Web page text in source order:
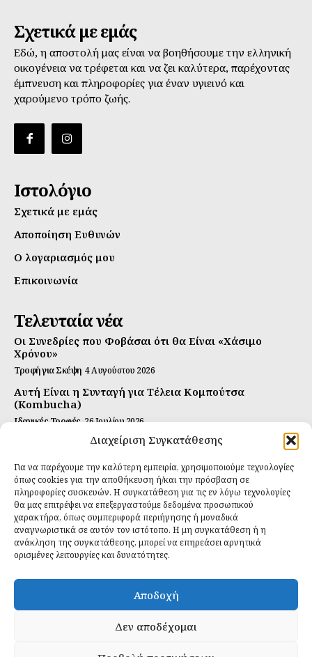
Διαχείριση Συγκατάθεσης
Για να παρέχουμε την καλύτερη εμπειρία, χρησιμοποιούμε τεχνολογίες
όπως cookies για την αποθήκευση ή/και την πρόσβαση σε
πληροφορίες συσκευών. Η συγκατάθεση για τις εν λόγω τεχνολογίες
θα μας επιτρέψει να επεξεργαστούμε δεδομένα προσωπικού
χαρακτήρα, όπως συμπεριφορά περιήγησης ή μοναδικά
αναγνωριστικά σε αυτόν τον ιστότοπο. Η μη συγκατάθεση ή η
ανάκληση της συγκατάθεσης, μπορεί να επηρεάσει αρνητικά
ορισμένες λειτουργίες και δυνατότητες.
Αποδοχή
Δεν αποδέχομαι
Σχετικά με εμάς
Εδώ, η αποστολή μας είναι να βοηθήσουμε την ελληνική
οικογένεια να τρέφεται και να ζει καλύτερα, παρέχοντας
έμπνευση και πληροφορίες για έναν υγιεινό και
χαρούμενο τρόπο ζωής.
Ιστολόγιο
Σχετικά με εμάς
Αποποίηση Ευθυνών
Ο λογαριασμός μου
Επικοινωνία
Τελευταία νέα
Οι Συνεδρίες που Φοβάσαι ότι θα Είναι «Χάσιμο
Χρόνου»
Τροφή για Σκέψη 4 Αυγούστου 2026
Αυτή Είναι η Συνταγή για Τέλεια Κομπούτσα
(Kombucha)
Ιδανικές Τροφές 26 Ιουλίου 2026
Η Κρυφή Αλήθεια για τα Υπερ-επεξεργασμένα
Ιδανικές Τροφές 2 Απριλίου 2026
Εγγραφείτε
ΕΓΓΡΑΦΉ
Έχω διαβάσει και δέχομαι τηνπολιτική απορρήτου